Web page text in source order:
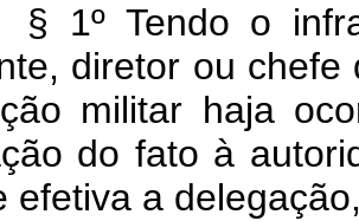
§ 1º Tendo o
diretor ou
militar haja
do fato à
efetiva a